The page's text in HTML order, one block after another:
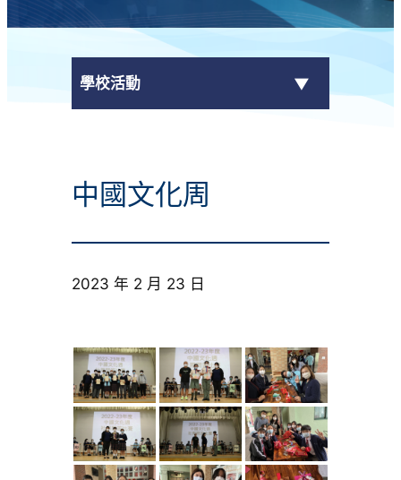
學校活動
校外獎項
學校活動
學生作品
榮譽榜
中國文化周
2023 年 2 月 23 日